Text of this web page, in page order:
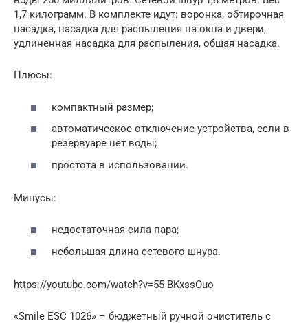
1,7 килограмм. В комплекте идут: воронка, обтирочная
насадка, насадка для распыления на окна и двери,
удлиненная насадка для распыления, общая насадка.
Плюсы:
компактный размер;
автоматическое отключение устройства, если в
резервуаре нет воды;
простота в использовании.
Минусы:
недостаточная сила пара;
небольшая длина сетевого шнура.
https://youtube.com/watch?v=55-BKxssOuo
«Smile ESC 1026» – бюджетный ручной очиститель с